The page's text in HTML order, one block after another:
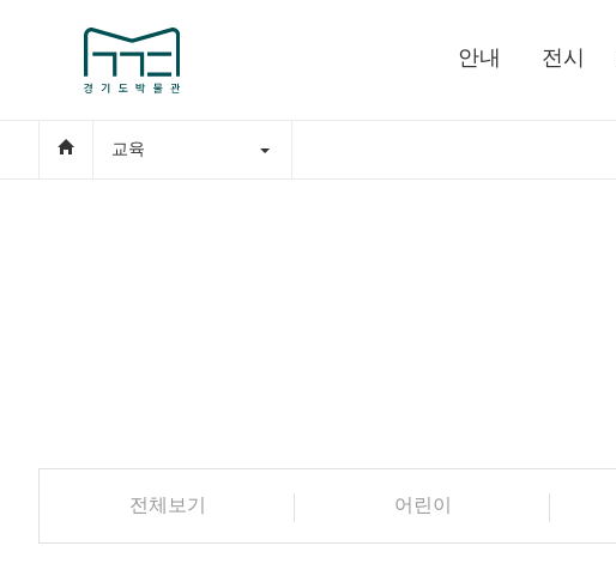
안내 전시
교육
전체보기 어린이